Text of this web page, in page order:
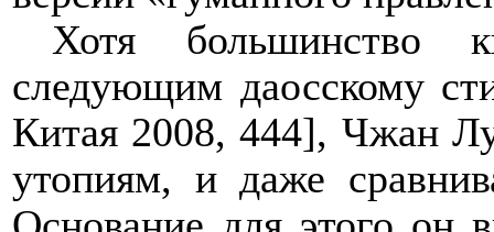
Хотя большинство
следующим даосскому
Китая 2008, 444], Чжан
утопиям, и даже